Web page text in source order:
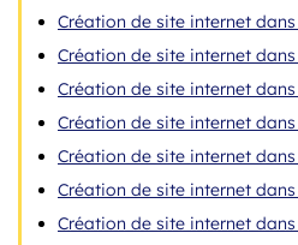
Création de site internet
Création de site internet dans
Création de site internet
Création de site internet dans
Création de site internet dans
Création de site internet
Création de site internet dans